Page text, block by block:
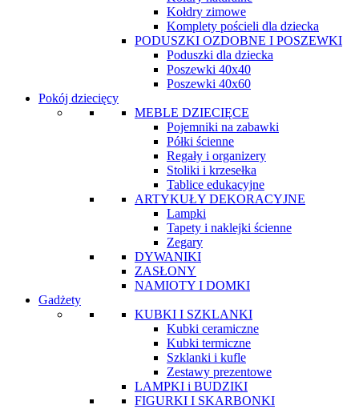
Kołdry zimowe
Komplety pościeli dla dziecka
PODUSZKI OZDOBNE I POSZEWKI
Poduszki dla dziecka
Poszewki 40x40
Poszewki 40x60
Pokój dziecięcy
MEBLE DZIECIĘCE
Pojemniki na zabawki
Półki ścienne
Regały i organizery
Stoliki i krzesełka
Tablice edukacyjne
ARTYKUŁY DEKORACYJNE
Lampki
Tapety i naklejki ścienne
Zegary
DYWANIKI
ZASŁONY
NAMIOTY I DOMKI
Gadżety
KUBKI I SZKLANKI
Kubki ceramiczne
Kubki termiczne
Szklanki i kufle
Zestawy prezentowe
LAMPKI i BUDZIKI
FIGURKI I SKARBONKI